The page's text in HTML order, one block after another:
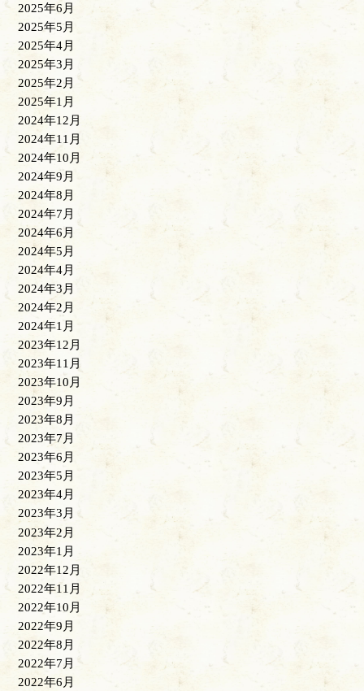
2025年6月
2025年5月
2025年4月
2025年3月
2025年2月
2025年1月
2024年12月
2024年11月
2024年10月
2024年9月
2024年8月
2024年7月
2024年6月
2024年5月
2024年4月
2024年3月
2024年2月
2024年1月
2023年12月
2023年11月
2023年10月
2023年9月
2023年8月
2023年7月
2023年6月
2023年5月
2023年4月
2023年3月
2023年2月
2023年1月
2022年12月
2022年11月
2022年10月
2022年9月
2022年8月
2022年7月
2022年6月